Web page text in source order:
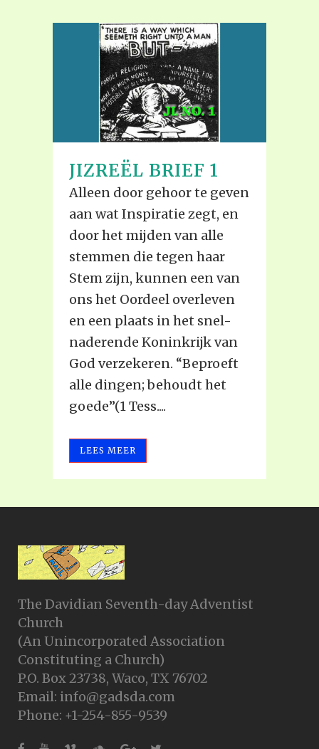
JIZREËL BRIEF 1
Alleen door gehoor te geven
aan wat Inspiratie zegt, en
door het mijden van alle
stemmen die tegen haar
Stem zijn, kunnen een van
ons het Oordeel overleven
en een plaats in het snel-
naderende Koninkrijk van
God verzekeren. “Beproeft
alle dingen; behoudt het
goede”(1 Tess....
LEES MEER
The Davidian Seventh-day Adventist
Church
(An Unincorporated Association
Constituting a Church)
P.O. Box 23738, Waco, TX 76702
Email: info@gadsda.com
Phone: +1-254-855-9539